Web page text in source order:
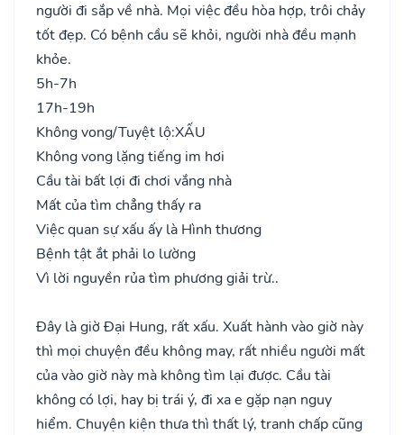
người đi sắp về nhà. Mọi việc đều hòa hợp, trôi chảy
tốt đẹp. Có bệnh cầu sẽ khỏi, người nhà đều mạnh
khỏe.
5h-7h
17h-19h
Không vong/Tuyệt lộ:XẤU
Không vong lặng tiếng im hơi
Cầu tài bất lợi đi chơi vắng nhà
Mất của tìm chẳng thấy ra
Việc quan sự xấu ấy là Hình thương
Bệnh tật ắt phải lo lường
Vì lời nguyền rủa tìm phương giải trừ..
Đây là giờ Đại Hung, rất xấu. Xuất hành vào giờ này
thì mọi chuyện đều không may, rất nhiều người mất
của vào giờ này mà không tìm lại được. Cầu tài
không có lợi, hay bị trái ý, đi xa e gặp nạn nguy
hiểm. Chuyện kiện thưa thì thất lý, tranh chấp cũng